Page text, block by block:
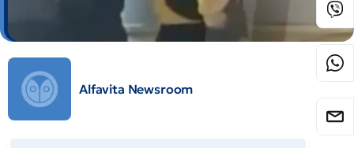
Alfavita Newsroom